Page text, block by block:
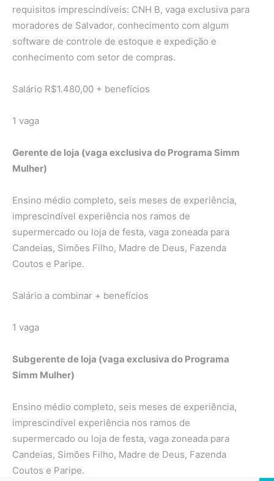
requisitos imprescindíveis: CNH B, vaga exclusiva para
moradores de Salvador, conhecimento com algum
software de controle de estoque e expedição e
conhecimento com setor de compras.
Salário R$1.480,00 + benefícios
1 vaga
Gerente de loja (vaga exclusiva do Programa Simm
Mulher)
Ensino médio completo, seis meses de experiência,
imprescindível experiência nos ramos de
supermercado ou loja de festa, vaga zoneada para
Candeias, Simões Filho, Madre de Deus, Fazenda
Coutos e Paripe.
Salário a combinar + benefícios
1 vaga
Subgerente de loja (vaga exclusiva do Programa
Simm Mulher)
Ensino médio completo, seis meses de experiência,
imprescindível experiência nos ramos de
supermercado ou loja de festa, vaga zoneada para
Candeias, Simões Filho, Madre de Deus, Fazenda
Coutos e Paripe.